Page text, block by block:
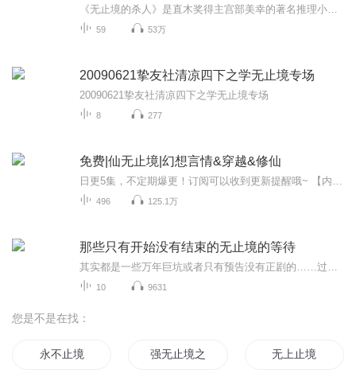
59 53万
20090621挚友社清凉四下之学无止境专场
20090621挚友社清凉四下之学无止境专场
8 277
免费|仙无止境|幻想言情&穿越&修仙
496 125.1万
那些只有开始没有结束的无止境的等待
10 9631
您是不是在找：
永不止境 强无止境之无限 无上止境